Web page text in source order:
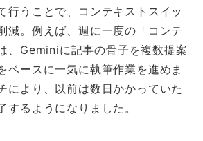
行うことで、コンテキストスイッ
減。例えば、週に一度の「コンテ
、Geminiに記事の骨子を複数提案
ベースに一気に執筆作業を進めま
により、以前は数日かかっていた
するようになりました。